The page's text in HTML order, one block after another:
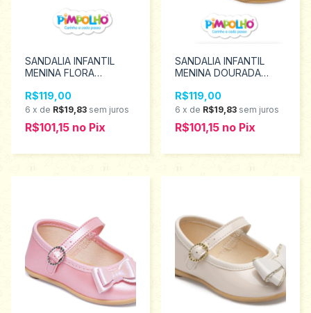
SANDALIA INFANTIL
MENINA FLORA
22 ao 27 0130240
R$119,00
6 x de R$19,83 sem juros
R$101,15 no Pix
SANDALIA INFANTIL
MENINA DOURADA
Tamanhos 22 ao 27
0130242
R$119,00
6 x de R$19,83 sem juros
R$101,15 no Pix